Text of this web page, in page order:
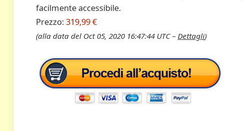
facilmente accessibile.
Prezzo:319,99 €
(alla data del Oct 05, 2020 16:47:44 UTC – Dettagli)